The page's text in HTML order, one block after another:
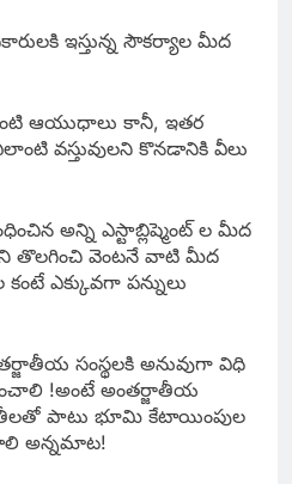
ఇస్తున్న సౌకర్యాల మీద
ఆయుధాలు కానీ, ఇతర
వస్తువులని కొనడానికి వీలు
అన్ని ఎస్టాబ్లిష్మెంట్ ల మీద
తొలగించి వెంటనే వాటి మీద
కంటే ఎక్కువగా పన్నులు
సంస్థలకి అనువుగా విధి
!అంటే అంతర్జాతీయ
పాటు భూమి కేటాయింపుల
అన్నమాట!